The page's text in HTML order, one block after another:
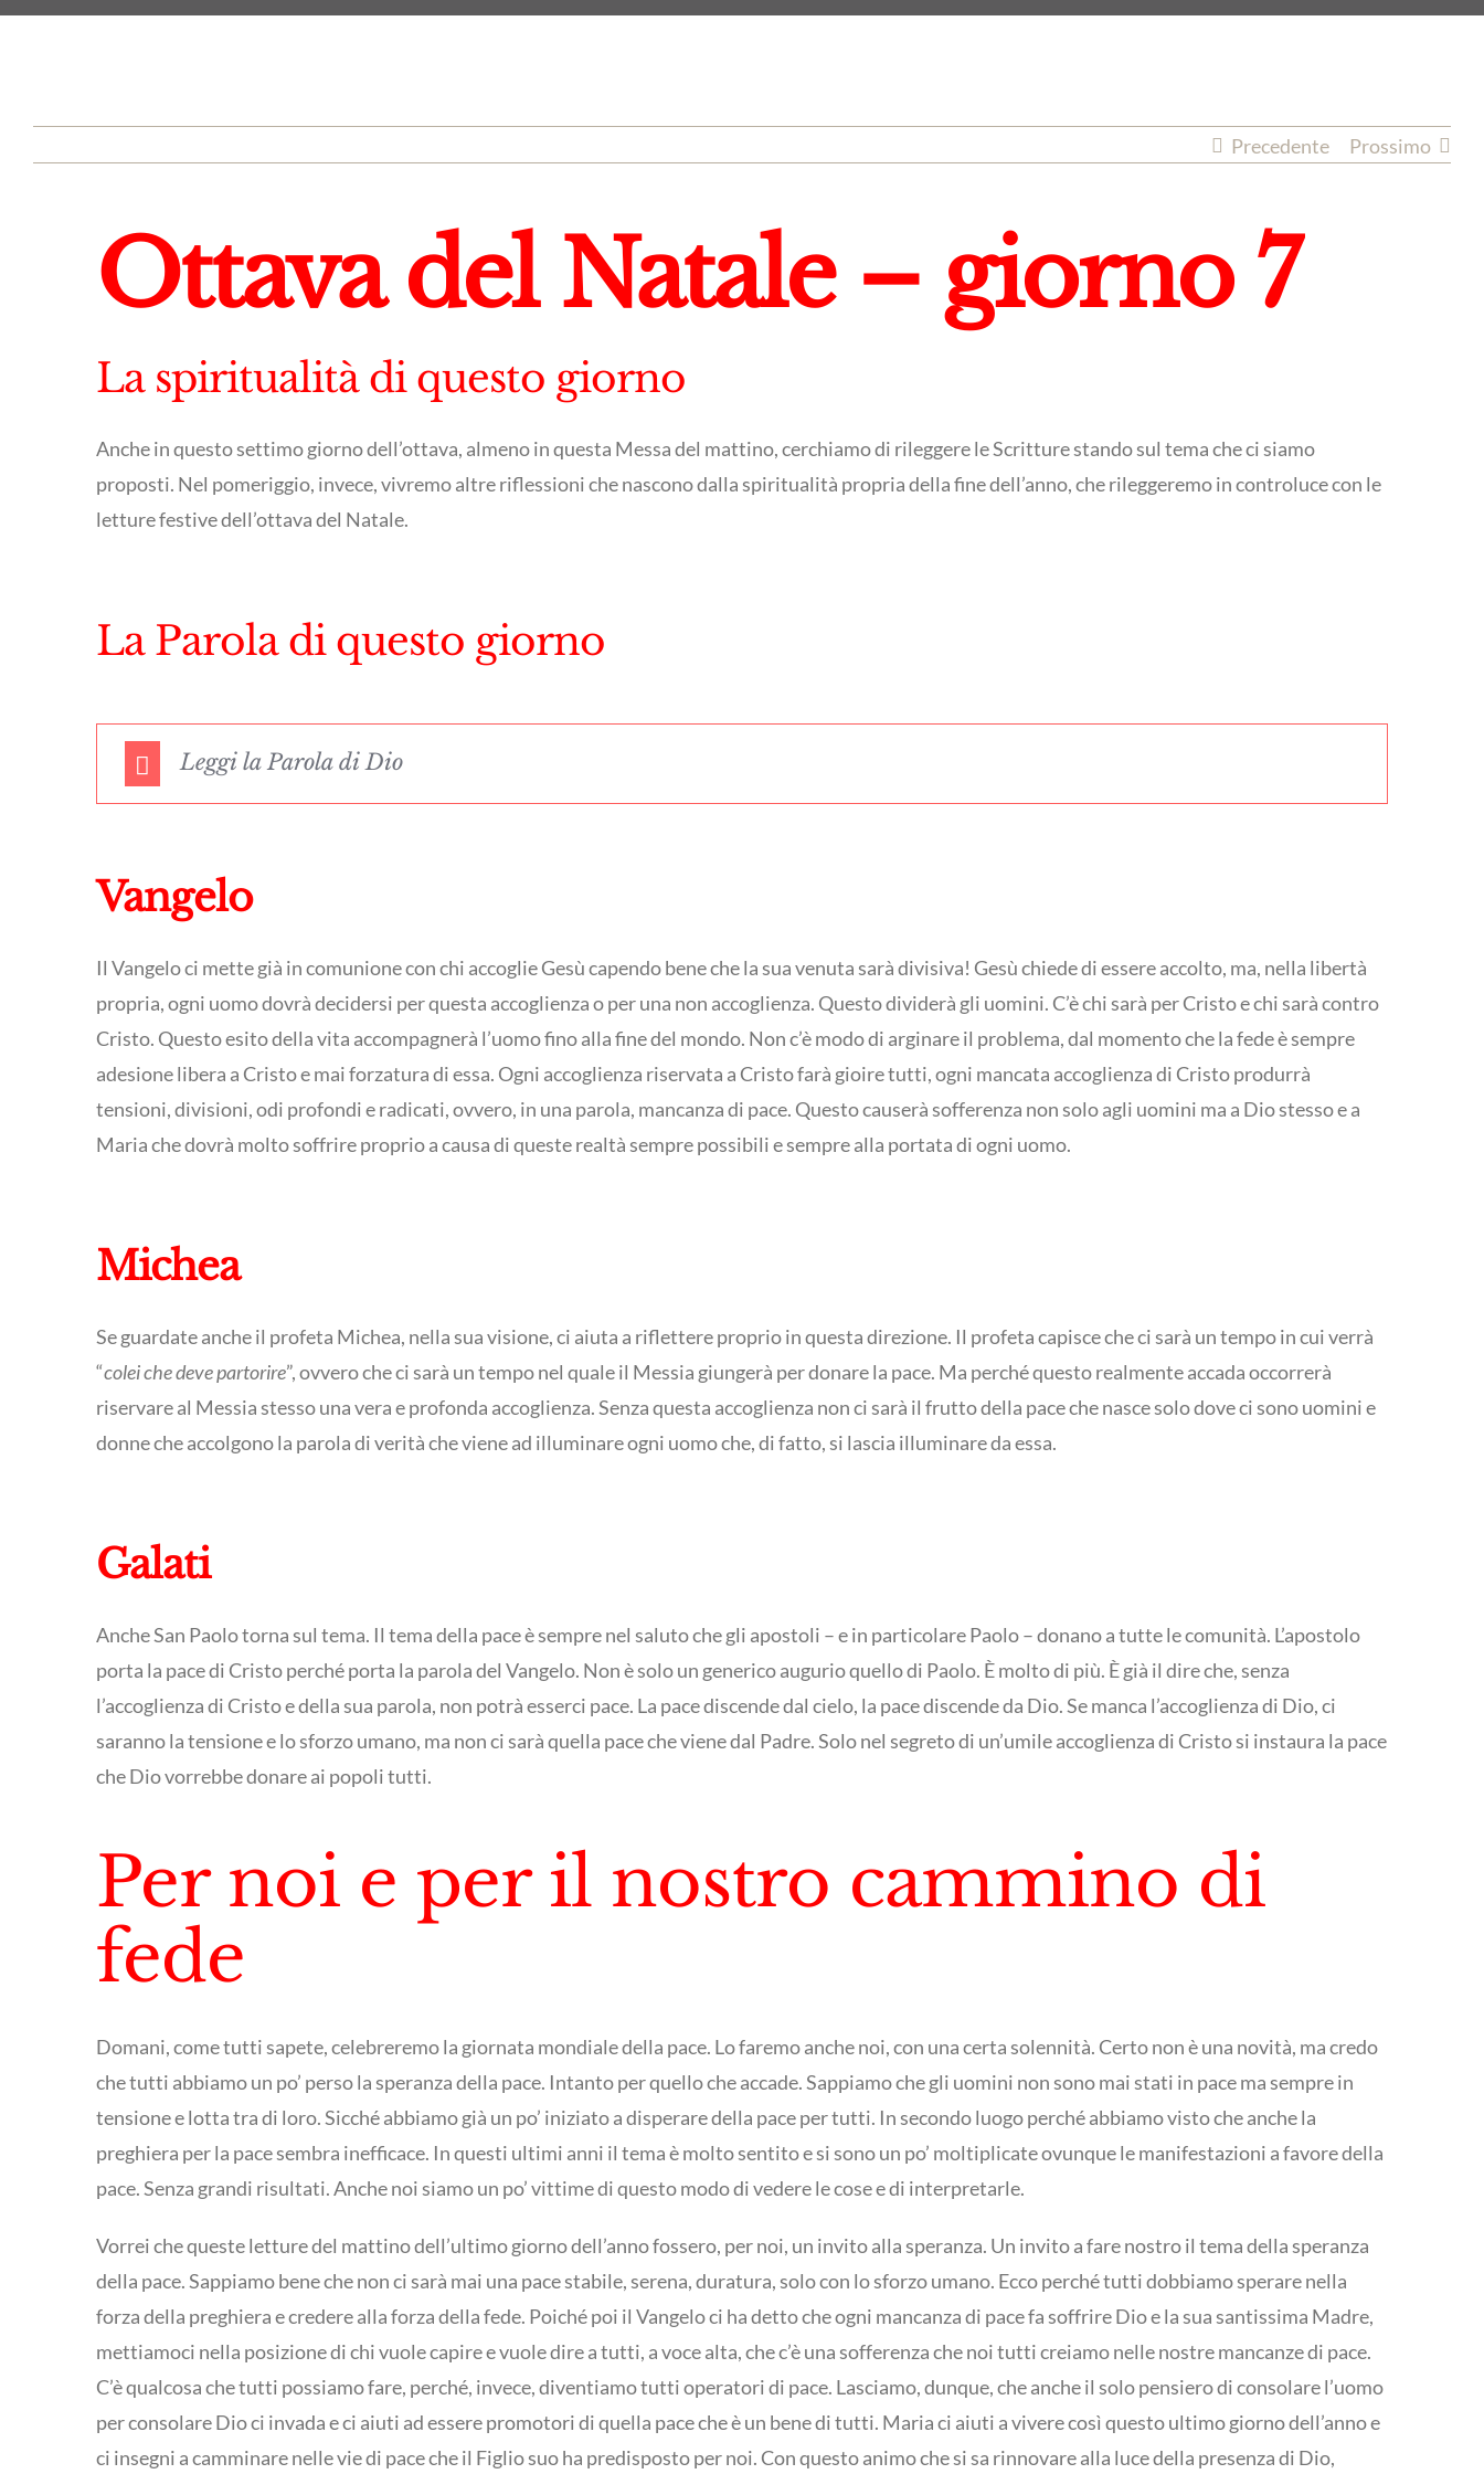
Precedente Prossimo
Ottava del Natale – giorno 7
La spiritualità di questo giorno
Anche in questo settimo giorno dell’ottava, almeno in questa Messa del mattino, cerchiamo di rileggere le Scritture stando sul tema che ci siamo
proposti. Nel pomeriggio, invece, vivremo altre riflessioni che nascono dalla spiritualità propria della fine dell’anno, che rileggeremo in controluce con le
letture festive dell’ottava del Natale.
La Parola di questo giorno
Leggi la Parola di Dio
Vangelo
Il Vangelo ci mette già in comunione con chi accoglie Gesù capendo bene che la sua venuta sarà divisiva! Gesù chiede di essere accolto, ma, nella libertà
propria, ogni uomo dovrà decidersi per questa accoglienza o per una non accoglienza. Questo dividerà gli uomini. C’è chi sarà per Cristo e chi sarà contro
Cristo. Questo esito della vita accompagnerà l’uomo fino alla fine del mondo. Non c’è modo di arginare il problema, dal momento che la fede è sempre
adesione libera a Cristo e mai forzatura di essa. Ogni accoglienza riservata a Cristo farà gioire tutti, ogni mancata accoglienza di Cristo produrrà
tensioni, divisioni, odi profondi e radicati, ovvero, in una parola, mancanza di pace. Questo causerà sofferenza non solo agli uomini ma a Dio stesso e a
Maria che dovrà molto soffrire proprio a causa di queste realtà sempre possibili e sempre alla portata di ogni uomo.
Michea
Se guardate anche il profeta Michea, nella sua visione, ci aiuta a riflettere proprio in questa direzione. Il profeta capisce che ci sarà un tempo in cui verrà
“colei che deve partorire”, ovvero che ci sarà un tempo nel quale il Messia giungerà per donare la pace. Ma perché questo realmente accada occorrerà
riservare al Messia stesso una vera e profonda accoglienza. Senza questa accoglienza non ci sarà il frutto della pace che nasce solo dove ci sono uomini e
donne che accolgono la parola di verità che viene ad illuminare ogni uomo che, di fatto, si lascia illuminare da essa.
Galati
Anche San Paolo torna sul tema. Il tema della pace è sempre nel saluto che gli apostoli – e in particolare Paolo – donano a tutte le comunità. L’apostolo
porta la pace di Cristo perché porta la parola del Vangelo. Non è solo un generico augurio quello di Paolo. È molto di più. È già il dire che, senza
l’accoglienza di Cristo e della sua parola, non potrà esserci pace. La pace discende dal cielo, la pace discende da Dio. Se manca l’accoglienza di Dio, ci
saranno la tensione e lo sforzo umano, ma non ci sarà quella pace che viene dal Padre. Solo nel segreto di un’umile accoglienza di Cristo si instaura la pace
che Dio vorrebbe donare ai popoli tutti.
Per noi e per il nostro cammino di
fede
Domani, come tutti sapete, celebreremo la giornata mondiale della pace. Lo faremo anche noi, con una certa solennità. Certo non è una novità, ma credo
che tutti abbiamo un po’ perso la speranza della pace. Intanto per quello che accade. Sappiamo che gli uomini non sono mai stati in pace ma sempre in
tensione e lotta tra di loro. Sicché abbiamo già un po’ iniziato a disperare della pace per tutti. In secondo luogo perché abbiamo visto che anche la
preghiera per la pace sembra inefficace. In questi ultimi anni il tema è molto sentito e si sono un po’ moltiplicate ovunque le manifestazioni a favore della
pace. Senza grandi risultati. Anche noi siamo un po’ vittime di questo modo di vedere le cose e di interpretarle.
Vorrei che queste letture del mattino dell’ultimo giorno dell’anno fossero, per noi, un invito alla speranza. Un invito a fare nostro il tema della speranza
della pace. Sappiamo bene che non ci sarà mai una pace stabile, serena, duratura, solo con lo sforzo umano. Ecco perché tutti dobbiamo sperare nella
forza della preghiera e credere alla forza della fede. Poiché poi il Vangelo ci ha detto che ogni mancanza di pace fa soffrire Dio e la sua santissima Madre,
mettiamoci nella posizione di chi vuole capire e vuole dire a tutti, a voce alta, che c’è una sofferenza che noi tutti creiamo nelle nostre mancanze di pace.
C’è qualcosa che tutti possiamo fare, perché, invece, diventiamo tutti operatori di pace. Lasciamo, dunque, che anche il solo pensiero di consolare l’uomo
per consolare Dio ci invada e ci aiuti ad essere promotori di quella pace che è un bene di tutti. Maria ci aiuti a vivere così questo ultimo giorno dell’anno e
ci insegni a camminare nelle vie di pace che il Figlio suo ha predisposto per noi. Con questo animo che si sa rinnovare alla luce della presenza di Dio,